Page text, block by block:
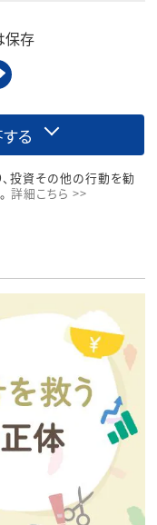
保存
る
投資その他の行動を勧
詳細こちら >>